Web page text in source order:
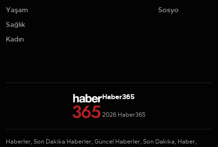
Yaşam
Sağlık
Kadın
Sosyo
Haber365
2026 Haber365
Haberler, Son Dakika Haberler, Güncel Haberler, Son Dakika, Haber,